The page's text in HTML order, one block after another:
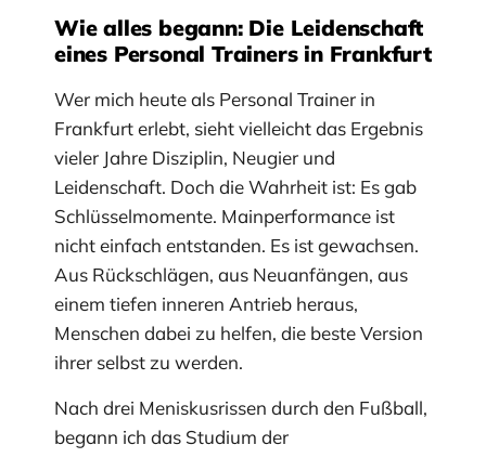
Wie alles begann: Die Leidenschaft
eines Personal Trainers in Frankfurt
Wer mich heute als Personal Trainer in
Frankfurt erlebt, sieht vielleicht das Ergebnis
vieler Jahre Disziplin, Neugier und
Leidenschaft. Doch die Wahrheit ist: Es gab
Schlüsselmomente. Mainperformance ist
nicht einfach entstanden. Es ist gewachsen.
Aus Rückschlägen, aus Neuanfängen, aus
einem tiefen inneren Antrieb heraus,
Menschen dabei zu helfen, die beste Version
ihrer selbst zu werden.
Nach drei Meniskusrissen durch den Fußball,
begann ich das Studium der